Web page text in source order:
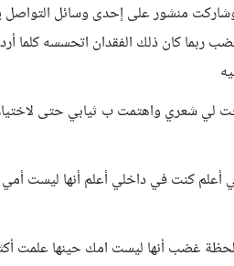
منشور على إحدى وسائل التواصل
كان ذلك الفقدان اتحسسه كلما
لي شعري واهتمت ب ثيابي حتى
أعلم كنت في داخلي أعلم أنها ليست
غضب أنها ليست امك حينها علمت